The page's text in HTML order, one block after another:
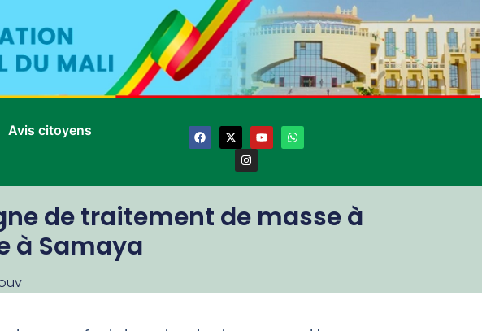
Avis citoyens
de traitement de masse à
à Samaya